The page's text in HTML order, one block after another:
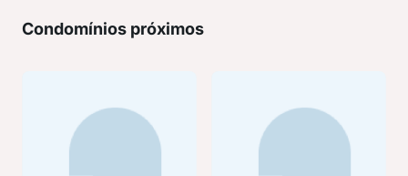
Condomínios próximos